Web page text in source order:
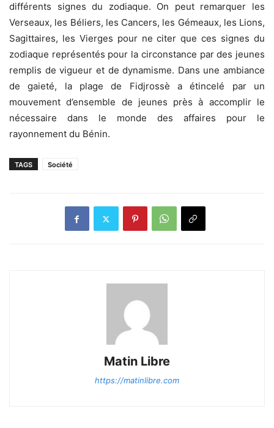
différents signes du zodiaque. On peut remarquer les
Verseaux, les Béliers, les Cancers, les Gémeaux, les Lions,
Sagittaires, les Vierges pour ne citer que ces signes du
zodiaque représentés pour la circonstance par des jeunes
remplis de vigueur et de dynamisme. Dans une ambiance
de gaieté, la plage de Fidjrossè a étincelé par un
mouvement d’ensemble de jeunes près à accomplir le
nécessaire dans le monde des affaires pour le
rayonnement du Bénin.
TAGS Société
Matin Libre
https://matinlibre.com